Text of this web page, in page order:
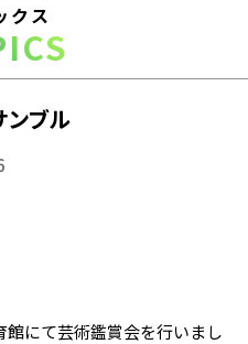
クス
ンブル
館にて芸術鑑賞会を行いまし